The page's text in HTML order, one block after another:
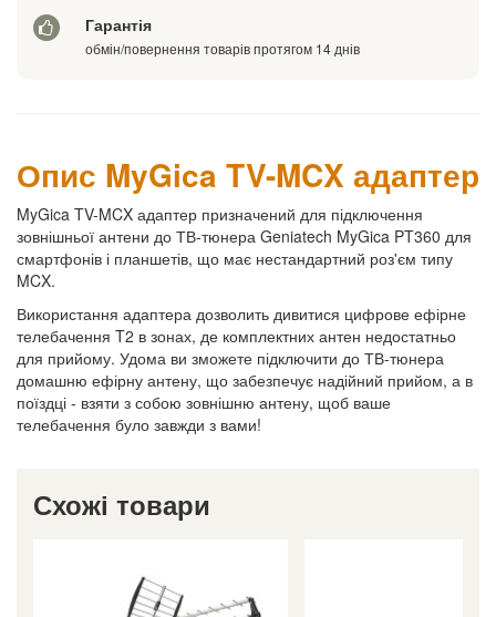
Гарантія
обмін/повернення товарів протягом 14 днів
Опис MyGica TV-MCX адаптер
MyGica TV-MCX адаптер призначений для підключення
зовнішньої антени до ТВ-тюнера Geniatech MyGica PT360 для
смартфонів і планшетів, що має нестандартний роз'єм типу
MCX.
Використання адаптера дозволить дивитися цифрове ефірне
телебачення T2 в зонах, де комплектних антен недостатньо
для прийому. Удома ви зможете підключити до ТВ-тюнера
домашню ефірну антену, що забезпечує надійний прийом, а в
поїздці - взяти з собою зовнішню антену, щоб ваше
телебачення було завжди з вами!
Схожі товари